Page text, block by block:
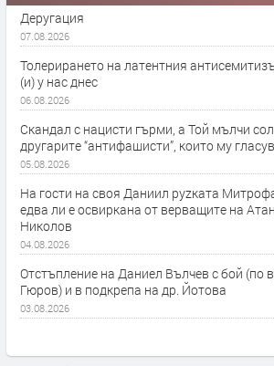
Деругация
07.08.2026
Толерирането на латентния
(и) у нас днес
06.08.2026
Скандал с нацисти гърми, а Той мълчи
другарите “антифашисти”, които му
05.08.2026
На гости на своя Даниил руzката
едва ли е освиркана от верващите на
Николов
04.08.2026
Отстъпление на Даниел Вълчев с бой (по
Гюров) и в подкрепа на др. Йотова
03.08.2026